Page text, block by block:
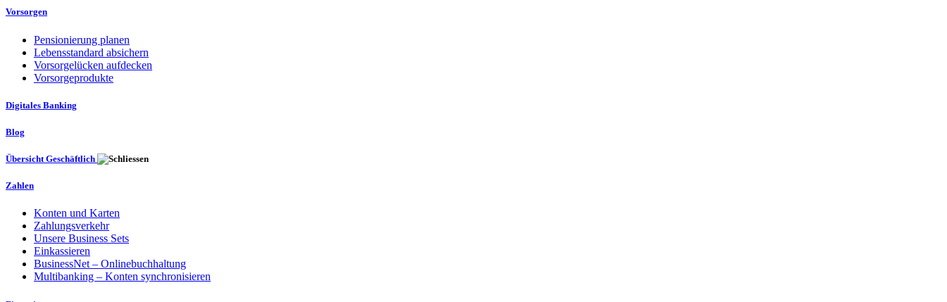
Vorsorgen
Pensionierung planen
Lebensstandard absichern
Vorsorgelücken aufdecken
Vorsorgeprodukte
Digitales Banking
Blog
Übersicht Geschäftlich
Zahlen
Konten und Karten
Zahlungsverkehr
Unsere Business Sets
Einkassieren
BusinessNet – Onlinebuchhaltung
Multibanking – Konten synchronisieren